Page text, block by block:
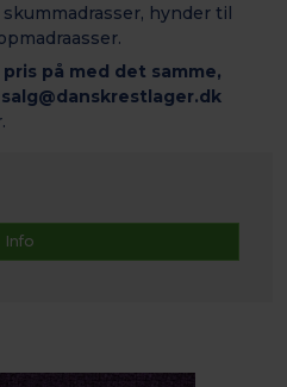
hynder til
på med det samme,
Info